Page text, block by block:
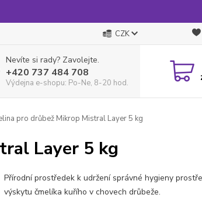
CZK
Nevíte si rady? Zavolejte.
+420 737 484 708
Výdejna e-shopu: Po-Ne, 8-20 hod.
pro drůbež Mikrop Mistral Layer 5 kg
Layer 5 kg
Přírodní prostředek k udržení správné hygieny
výskytu čmelíka kuřího v chovech drůbeže.